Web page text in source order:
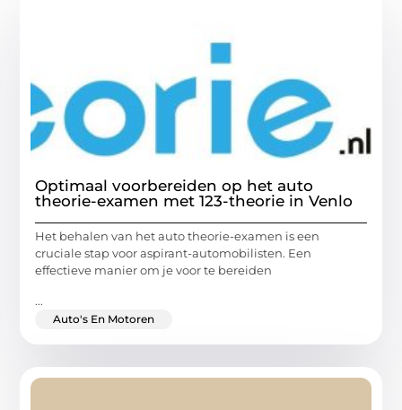
Optimaal voorbereiden op het auto
theorie-examen met 123-theorie in Venlo
Het behalen van het auto theorie-examen is een
cruciale stap voor aspirant-automobilisten. Een
effectieve manier om je voor te bereiden
...
Auto's En Motoren